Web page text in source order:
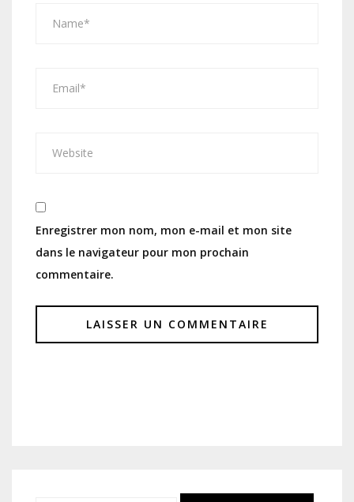
Enregistrer mon nom, mon e-mail et mon site
dans le navigateur pour mon prochain
commentaire.